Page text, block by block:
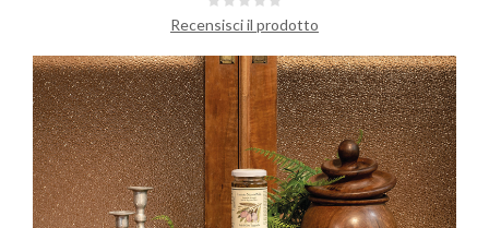
Recensisci il prodotto